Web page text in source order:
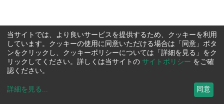
当サイトでは、より良いサービスを提供するため、クッキーを利用
しています。クッキーの使用に同意いただける場合は「同意」ボタ
ンをクリックし、クッキーポリシーについては「詳細を見る」をク
リックしてください。詳しくは当サイトの サイトポリシー をご確
認ください。
詳細を見る ... 同意